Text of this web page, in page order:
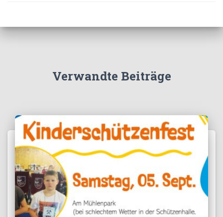
Verwandte Beiträge